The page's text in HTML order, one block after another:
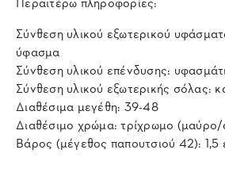
Σύνθεση υλικού εξωτερικού
ύφασμα
Σύνθεση υλικού επένδυσης:
Σύνθεση υλικού εξωτερικής σόλας:
Διαθέσιμα μεγέθη: 39-48
Διαθέσιμο χρώμα: τρίχρωμο
Βάρος (μέγεθος παπουτσιού 42): 1,5